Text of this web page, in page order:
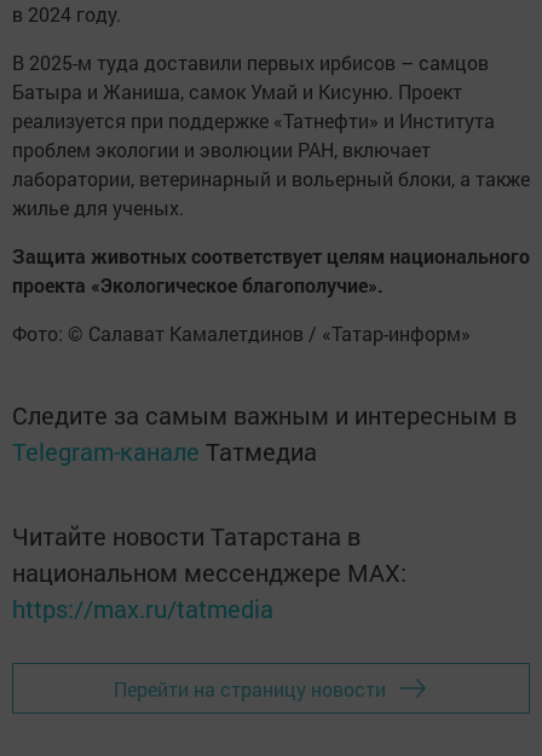
в 2024 году.
В 2025-м туда доставили первых ирбисов – самцов
Батыра и Жаниша, самок Умай и Кисуню. Проект
реализуется при поддержке «Татнефти» и Института
проблем экологии и эволюции РАН, включает
лаборатории, ветеринарный и вольерный блоки, а также
жилье для ученых.
Защита животных соответствует целям национального
проекта «Экологическое благополучие».
Фото: © Салават Камалетдинов / «Татар-информ»
Следите за самым важным и интересным в
Telegram-канале Татмедиа
Читайте новости Татарстана в
национальном мессенджере MАХ:
https://max.ru/tatmedia
Перейти на страницу новости